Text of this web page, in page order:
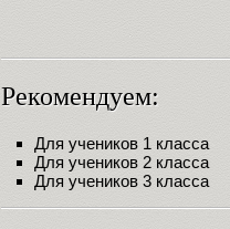
Рекомендуем:
Для учеников 1 класса
Для учеников 2 класса
Для учеников 3 класса